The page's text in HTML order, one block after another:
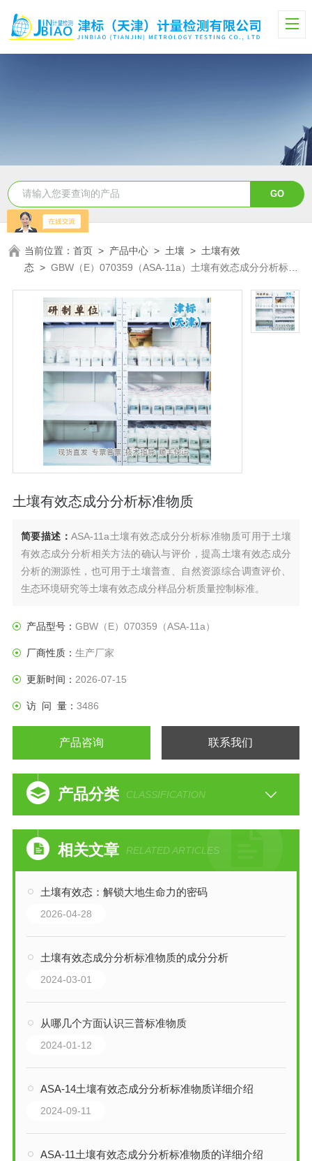
当前位置：首页 > 产品中心 > 土壤 > 土壤有效
态 >GBW（E）070359（ASA-11a）土壤有效态成分分析标准
土壤有效态成分分析标准物质
简要描述：ASA-11a土壤有效态成分分析标准物质可用于土壤
有效态成分分析相关方法的确认与评价，提高土壤有效态成分
分析的溯源性，也可用于土壤普查、自然资源综合调查评价、
生态环境研究等土壤有效态成分样品分析质量控制标准。
产品型号： GBW（E）070359（ASA-11a）
厂商性质： 生产厂家
更新时间： 2026-07-15
访 问 量： 3486
产品咨询 联系我们
产品分类 CLASSIFICATION
相关文章 RELATED ARTICLES
土壤有效态：解锁大地生命力的密码
2026-04-28
土壤有效态成分分析标准物质的成分分析
2024-03-01
从哪几个方面认识三普标准物质
2024-01-12
ASA-14土壤有效态成分分析标准物质详细介绍
2024-09-11
ASA-11土壤有效态成分分析标准物质的详细介绍